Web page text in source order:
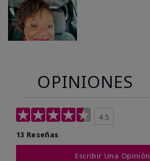
OPINIONES
4.5
13 Reseñas
Escribir Una Opinión